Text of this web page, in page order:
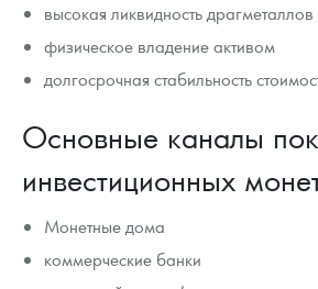
высокая ликвидность драгметаллов
физическое владение активом
долгосрочная стабильность
Основные каналы
инвестиционных
Монетные дома
коммерческие банки